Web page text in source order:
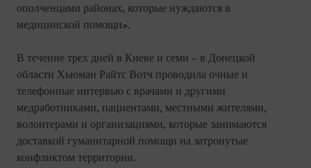
ополченцами районах, которые нуждаются в
медицинской помощи».
В течение трех дней в Киеве и семи – в Донецкой
области Хьюман Райтс Вотч проводила очные и
телефонные интервью с врачами и другими
медработниками, пациентами, местными жителями,
волонтерами и организациями, которые занимаются
доставкой гуманитарной помощи на затронутые
конфликтом территории.